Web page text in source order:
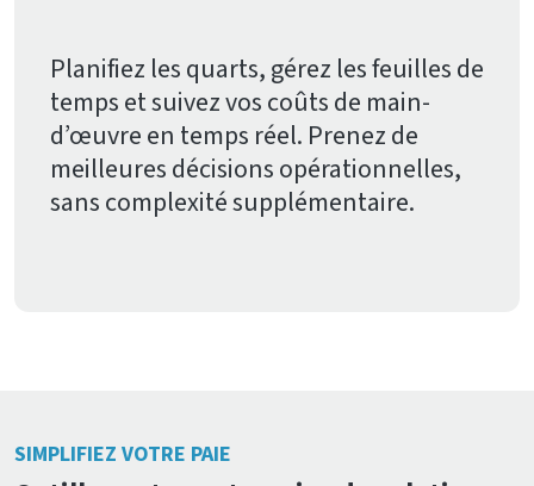
Planifiez les quarts, gérez les feuilles de
temps et suivez vos coûts de main-
d’œuvre en temps réel. Prenez de
meilleures décisions opérationnelles,
sans complexité supplémentaire.
SIMPLIFIEZ VOTRE PAIE